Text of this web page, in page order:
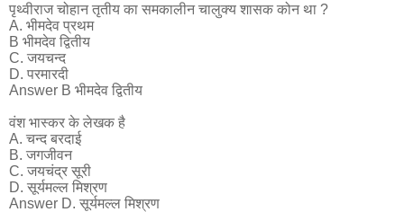
पृथ्वीराज चोहान तृतीय का समकालीन चालुक्य शासक कोन था ?
A. भीमदेव प्रथम
B भीमदेव द्वितीय
C. जयचन्द
D. परमारदी
Answer B भीमदेव द्वितीय
वंश भास्कर के लेखक है
A. चन्द बरदाई
B. जगजीवन
C. जयचंद्र सूरी
D. सूर्यमल्ल मिश्रण
Answer D. सूर्यमल्ल मिश्रण